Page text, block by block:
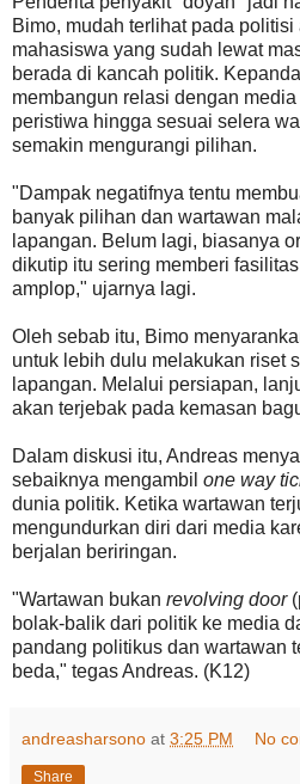
Bimo, mudah terlihat pada
mahasiswa yang sudah lewat
berada di kancah politik.
membangun relasi dengan
peristiwa hingga sesuai selera
semakin mengurangi pilihan.
"Dampak negatifnya tentu
banyak pilihan dan wartawan
lapangan. Belum lagi, biasanya
dikutip itu sering memberi
amplop," ujarnya lagi.
Oleh sebab itu, Bimo
untuk lebih dulu melakukan riset
lapangan. Melalui persiapan,
akan terjebak pada kemasan
Dalam diskusi itu, Andreas
sebaiknya mengambil one way
dunia politik. Ketika wartawan
mengundurkan diri dari media
berjalan beriringan.
"Wartawan bukan revolving door
bolak-balik dari politik ke media
pandang politikus dan wartawan
beda," tegas Andreas. (K12)
andreasharsono at 3:25 PM No
Share